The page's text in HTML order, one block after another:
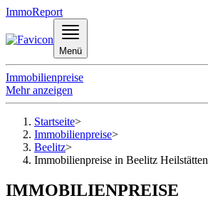
ImmoReport
Menü
Immobilienpreise
Mehr anzeigen
Startseite>
Immobilienpreise>
Beelitz>
Immobilienpreise in Beelitz Heilstätten
IMMOBILIENPREISE